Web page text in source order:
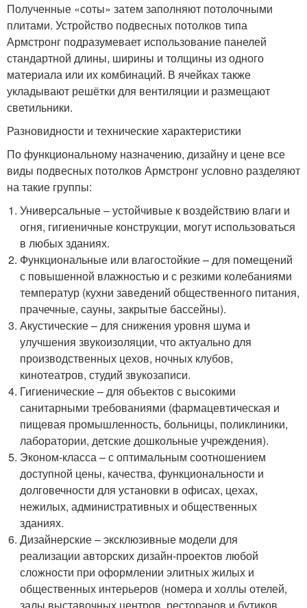
Полученные «соты» затем заполняют потолочными
плитами. Устройство подвесных потолков типа
Армстронг подразумевает использование панелей
стандартной длины, ширины и толщины из одного
материала или их комбинаций. В ячейках также
укладывают решётки для вентиляции и размещают
светильники.
Разновидности и технические характеристики
По функциональному назначению, дизайну и цене все
виды подвесных потолков Армстронг условно разделяют
на такие группы:
Универсальные – устойчивые к воздействию влаги и
огня, гигиеничные конструкции, могут использоваться
в любых зданиях.
Функциональные или влагостойкие – для помещений
с повышенной влажностью и с резкими колебаниями
температур (кухни заведений общественного питания,
прачечные, сауны, закрытые бассейны).
Акустические – для снижения уровня шума и
улучшения звукоизоляции, что актуально для
производственных цехов, ночных клубов,
кинотеатров, студий звукозаписи.
Гигиенические – для объектов с высокими
санитарными требованиями (фармацевтическая и
пищевая промышленность, больницы, поликлиники,
лаборатории, детские дошкольные учреждения).
Эконом-класса – с оптимальным соотношением
доступной цены, качества, функциональности и
долговечности для установки в офисах, цехах,
нежилых, административных и общественных
зданиях.
Дизайнерские – эксклюзивные модели для
реализации авторских дизайн-проектов любой
сложности при оформлении элитных жилых и
общественных интерьеров (номера и холлы отелей,